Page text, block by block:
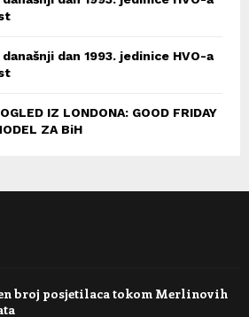
današnji dan 1993. jedinice HVO-a
IZ LONDONA: GOOD FRIDAY
ZA BiH
broj posjetilaca tokom Merlinovih